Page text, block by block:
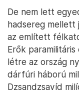
De nem lett
hadsereg mellett
az említett
Erők
létre az ország
dárfúri háború
Dzsandzsavíd